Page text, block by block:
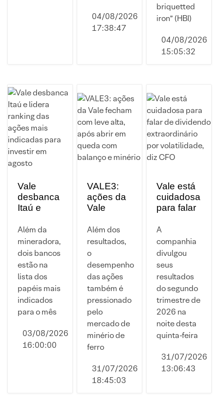
04/08/2026
17:38:47
briquetted
iron” (HBI)
04/08/2026
15:05:32
Vale
desbanca
Itaú e
ranking
das ações
mais
indicadas
para
investir
em agosto
Além da
mineradora,
dois bancos
estão na
lista dos
papéis mais
indicados
para o mês
03/08/2026
16:00:00
VALE3:
ações da
Vale
com leve
alta, após
abrir em
queda
com
balanço e
minério
Além dos
resultados,
o
desempenho
das ações
também é
pressionado
pelo
mercado de
minério de
ferro
31/07/2026
18:45:03
Vale está
cuidadosa
para falar
dividendo
extraordinário
por
volatilidade,
diz CFO
A
companhia
divulgou
seus
resultados
do segundo
trimestre de
2026 na
noite desta
quinta-feira
31/07/2026
13:06:43